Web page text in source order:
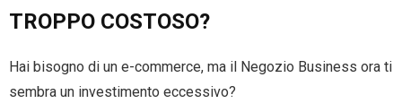
TROPPO COSTOSO?
Hai bisogno di un e-commerce, ma il Negozio Business ora ti
sembra un investimento eccessivo?